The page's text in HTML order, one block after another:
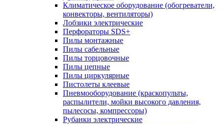
Климатическое оборудование (обогреватели,
конвекторы, вентиляторы)
Лобзики электрические
Перфораторы SDS+
Пилы монтажные
Пилы сабельные
Пилы торцовочные
Пилы цепные
Пилы циркулярные
Пистолеты клеевые
Пневмооборудование (краскопульты,
распылители, мойки высокого давления,
пылесосы, компрессоры)
Рубанки электрические